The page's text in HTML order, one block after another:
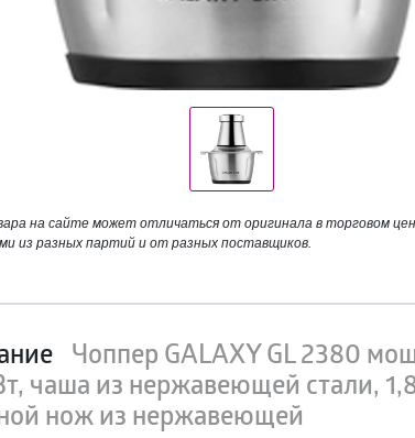
на сайте может отличаться от оригинала в торговом
из разных партий и от разных поставщиков.
Чоппер GALAXY GL 2380
чаша из нержавеющей стали,
нож из нержавеющей